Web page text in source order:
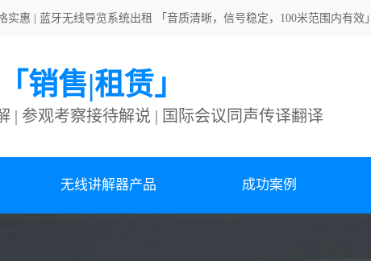
惠 | 蓝牙无线导览系统出租 「音质清晰，信号稳定，100米范围内有效」
销售|租赁」
| 参观考察接待解说 | 国际会议同声传译翻译
无线讲解器产品 成功案例